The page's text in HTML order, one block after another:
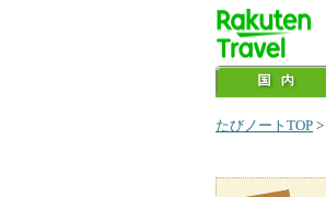
たびノートTOP >